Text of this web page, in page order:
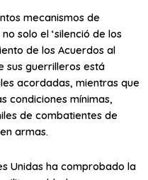
mecanismos de
solo el ‘silenció de los
de los Acuerdos al
sus guerrilleros está
acordadas, mientras que
condiciones mínimas,
de combatientes de
armas.
Unidas ha comprobado la